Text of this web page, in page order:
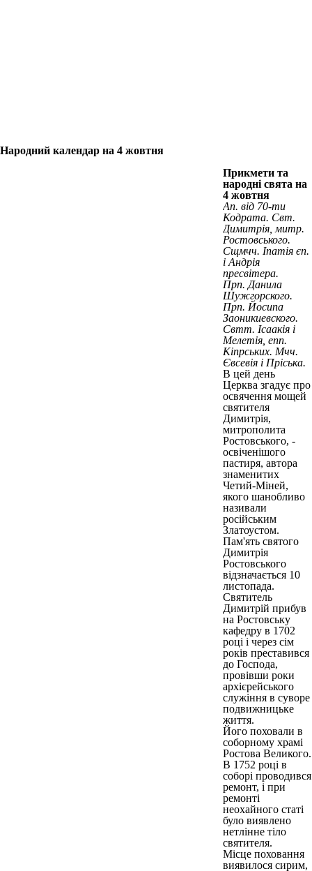
Народний календар на 4 жовтня
Прикмети та
народні свята на
4 жовтня
Ап. від 70-ти
Кодрата. Свт.
Димитрія, митр.
Ростовського.
Сщмчч. Іпатія єп.
і Андрія
пресвітера.
Прп. Данила
Шужгорского.
Прп. Йосипа
Заоникиевского.
Свтт. Ісаакія і
Мелетія, епп.
Кіпрських. Мчч.
Євсевія і Пріська.
В цей день
Церква згадує про
освячення мощей
святителя
Димитрія,
митрополита
Ростовського, -
освіченішого
пастиря, автора
знаменитих
Четий-Міней,
якого шанобливо
називали
російським
Златоустом.
Пам'ять святого
Димитрія
Ростовського
відзначається 10
листопада.
Святитель
Димитрій прибув
на Ростовську
кафедру в 1702
році і через сім
років преставився
до Господа,
провівши роки
архієрейського
служіння в суворе
подвижницьке
життя.
Його поховали в
соборному храмі
Ростова Великого.
В 1752 році в
соборі проводився
ремонт, і при
ремонті
неохайного статі
було виявлено
нетлінне тіло
святителя.
Місце поховання
виявилося сирим,